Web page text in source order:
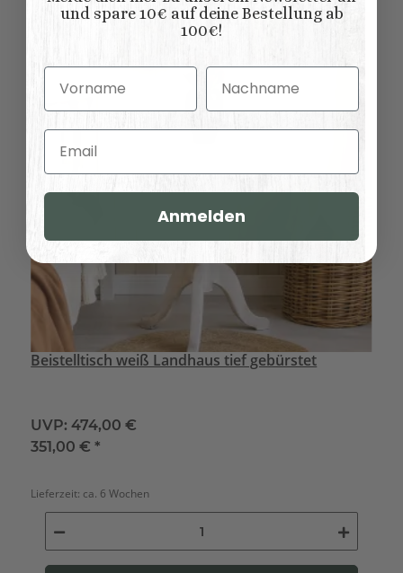
Beistelltisch weiß Landhaus tief gebürstet
UVP: 474,00 €
351,00 €*
Lieferzeit: ca. 6 Wochen
und spare 10€ auf deine Bestellung ab
100€!
Vorname Nachname
Email
Anmelden